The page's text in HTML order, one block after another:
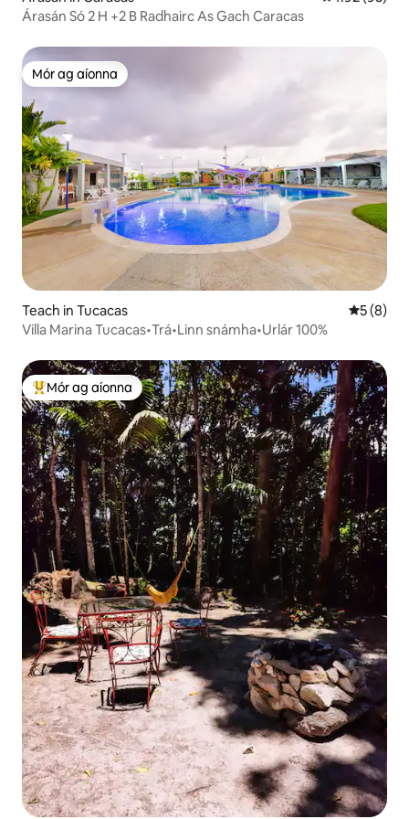
Árasán Só 2 H +2 B Radhairc As Gach Caracas
Mór ag aíonna
Mór ag aíonna
Teach in Tucacas
5 (8)
Villa Marina Tucacas•Trá•Linn snámha•Urlár 100%
An-mhór ag aíonna
Mór ag aíonna